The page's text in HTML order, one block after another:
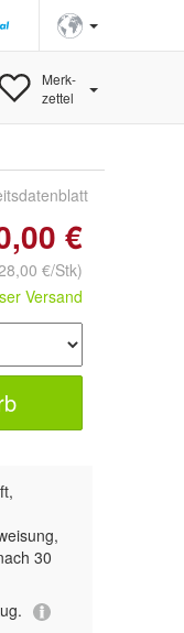
Merk-
zettel
€
€/Stk)
Versand
30